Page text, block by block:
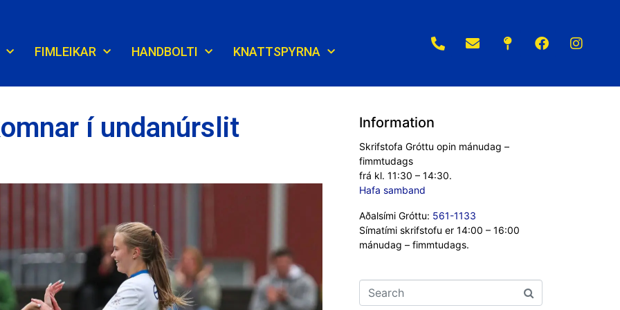
FIMLEIKAR HANDBOLTI KNATTSPYRNA
í undanúrslit Information
Skrifstofa Gróttu opin mánudag –
fimmtudags
frá kl. 11:30 – 14:30.
Hafa samband
Aðalsími Gróttu: 561-1133
Símatími skrifstofu er 14:00 – 16:00
mánudag – fimmtudags.